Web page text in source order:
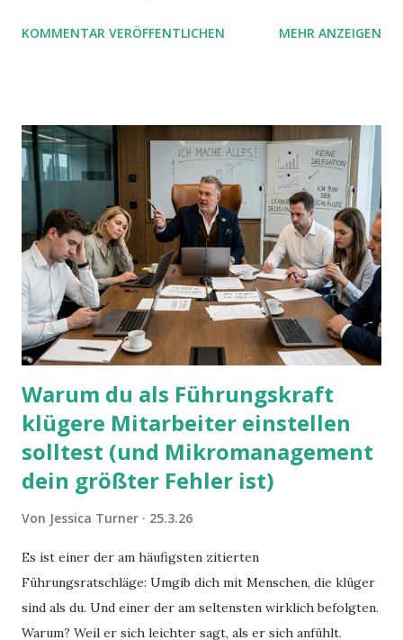
mit UND oder ODER oder NICHT... Das geht so einfach,
KOMMENTAR VERÖFFENTLICHEN MEHR ANZEIGEN
Warum du als Führungskraft
klügere Mitarbeiter einstellen
solltest (und Mikromanagement
dein größter Fehler ist)
Von Jessica Turner 25.3.26
Es ist einer der am häufigsten zitierten
Führungsratschläge: Umgib dich mit Menschen, die klüger
sind als du. Und einer der am seltensten wirklich befolgten.
Warum? Weil er sich leichter sagt, als er sich anfühlt.